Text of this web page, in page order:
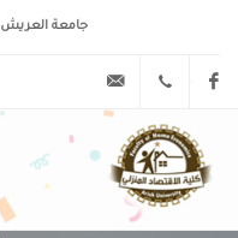
جامعة العريش
Facebook
01257963482